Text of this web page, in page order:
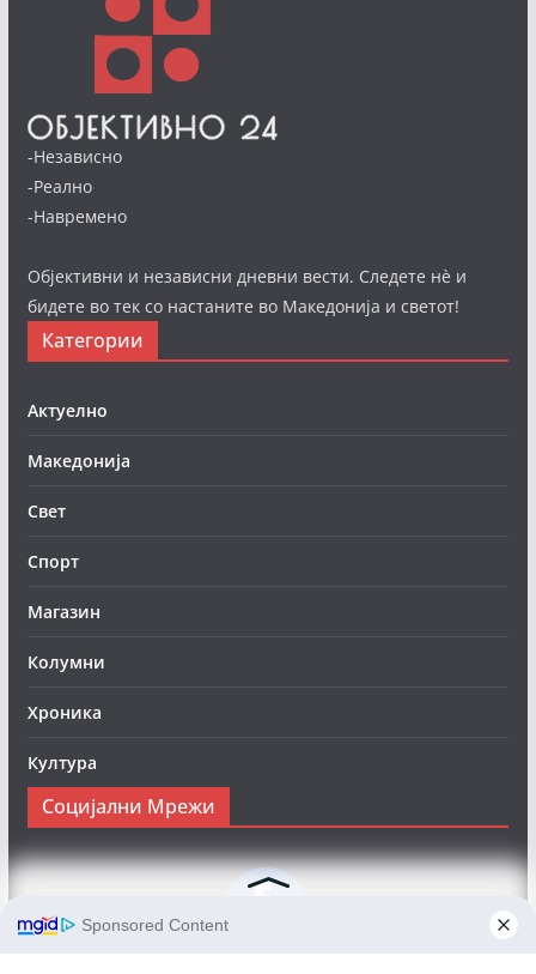
-Независно
-Реално
-Навремено
Објективни и независни дневни вести. Следете нè и
бидете во тек со настаните во Македонија и светот!
Категории
Актуелно
Македонија
Свет
Спорт
Магазин
Колумни
Хроника
Култура
Социјални Мрежи